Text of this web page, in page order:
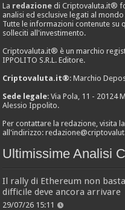
La redazione di Criptovaluta.it®
analisi ed esclusive legati al
Tutte le informazioni contenute su
solleciti all'investimento.
Criptovaluta.it® è un marchio
IPPOLITO S.R.L. Editore.
Criptovaluta.it®: Marchio
Sede legale: Via Pola, 11 - 20124
Alessio Ippolito.
Per contattare la redazione, visita
all'indirizzo:
Ultimissime Analisi
Il rally di Ethereum non
difficile deve ancora arrivare
29/07/26 15:11